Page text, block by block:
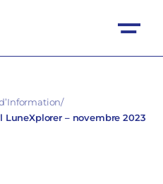
/
LuneXplorer – novembre 2023